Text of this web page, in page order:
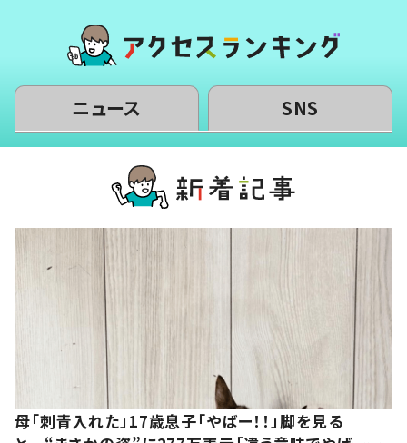
ニュース SNS
母「刺青入れた」17歳息子「やばー！！」脚を見る